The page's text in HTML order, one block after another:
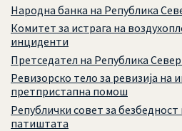
Народна банка на Република
Комитет за истрага на
инциденти
Претседател на Република
Ревизорско тело за ревизија на
претпристапна помош
Републички совет за безбедност
патиштата